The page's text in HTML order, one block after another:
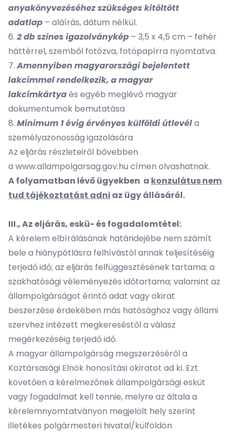
anyakönyvezéséhez szükséges kitöltött
adatlap – aláírás, dátum nélkül.
6. 2 db színes igazolványkép – 3,5 x 4,5 cm – fehér
háttérrel, szemből fotózva, fotópapírra nyomtatva.
7.Amennyiben magyarországi bejelentett
lakcímmel rendelkezik, a magyar
lakcímkártyaés egyéb meglévő magyar
dokumentumok bemutatása
8. Minimum 1 évig érvényes külföldi útlevéla
személyazonosság igazolására
Az eljárás részleteiről bővebben
a www.allampolgarsag.gov.hu címen olvashatnak.
A folyamatban lévő ügyekben a konzulátus nem
tud tájékoztatást adni az ügy állásáról.
III., Az eljárás, eskü- és fogadalomtétel:
A kérelem elbírálásának határidejébe nem számít
bele a hiánypótlásra felhívástól annak teljesítéséig
terjedő idő; az eljárás felfüggesztésének tartama; a
szakhatósági véleményezés időtartama; valamint az
állampolgárságot érintő adat vagy okirat
beszerzése érdekében más hatósághoz vagy állami
szervhez intézett megkereséstől a válasz
megérkezéséig terjedő idő.
A magyar állampolgárság megszerzéséről a
Köztársasági Elnök honosítási okiratot ad ki. Ezt
követően a kérelmezőnek állampolgársági esküt
vagy fogadalmat kell tennie, melyre az általa a
kérelemnyomtatványon megjelölt hely szerint
illetékes polgármesteri hivatal/külföldön